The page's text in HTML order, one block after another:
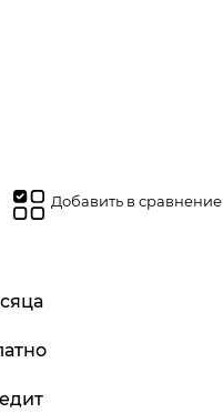
Добавить в сравнение